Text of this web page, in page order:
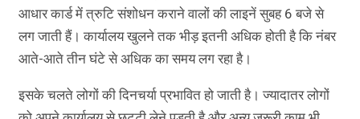
आधार कार्ड में त्रुटि संशोधन कराने वालों की लाइनें सुबह 6 बजे से
लग जाती हैं। कार्यालय खुलने तक भीड़ इतनी अधिक होती है कि नंबर
आते-आते तीन घंटे से अधिक का समय लग रहा है।
इसके चलते लोगों की दिनचर्या प्रभावित हो जाती है। ज्यादातर लोगों